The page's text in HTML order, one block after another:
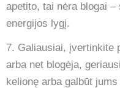
apetito, tai nėra blogai
energijos lygį.
7. Galiausiai, įvertinkite
arba net blogėja,
kelionę arba galbūt